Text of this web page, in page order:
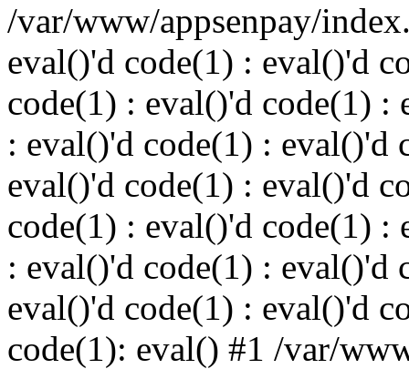
/var/www/appsenpay/
eval()'d code(1) : eval()'d
code(1) : eval()'d code(1) :
: eval()'d code(1) : eval()'d
eval()'d code(1) : eval()'d
code(1) : eval()'d code(1) :
: eval()'d code(1) : eval()'d
eval()'d code(1) : eval()'d
code(1): eval() #1 /var/